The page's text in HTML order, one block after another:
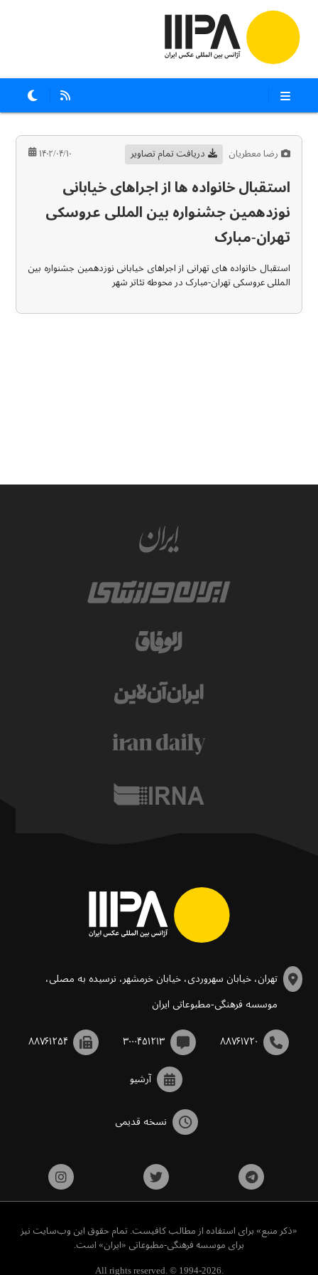
رضا معطریان دریافت تمام تصاویر ۱۴۰۲/۰۴/۱۰
استقبال خانواده ها از اجراهای خیابانی
نوزدهمین جشنواره بین المللی عروسکی
تهران-مبارک
استقبال خانواده های تهرانی از اجراهای خیابانی نوزدهمین جشنواره بین
المللی عروسکی تهران-مبارک در محوطه تئاتر شهر
تهران، خیابان سهروردی، خیابان خرمشهر، نرسیده به مصلی،
موسسه فرهنگی-مطبوعاتی ایران
۸۸۷۶۱۷۲۰ ۳۰۰۰۴۵۱۲۱۳ ۸۸۷۶۱۲۵۴
آرشیو
نسخه قدیمی
«ذکر منبع» برای استفاده از مطالب کافیست. تمام حقوق این وب‌سایت نیز
برای موسسه فرهنگی-مطبوعاتی «ایران» است.
All rights reserved. © 1994-2026.